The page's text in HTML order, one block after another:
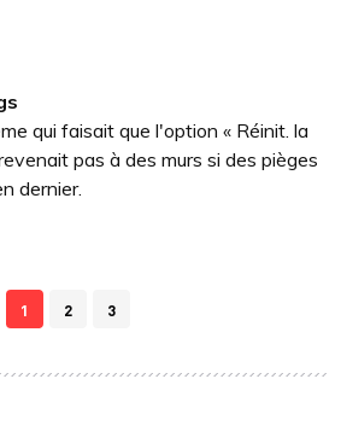
qui faisait que l'option « Réinit. la
pas à des murs si des pièges
dernier.
1 2 3